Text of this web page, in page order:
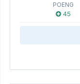
POENG
45